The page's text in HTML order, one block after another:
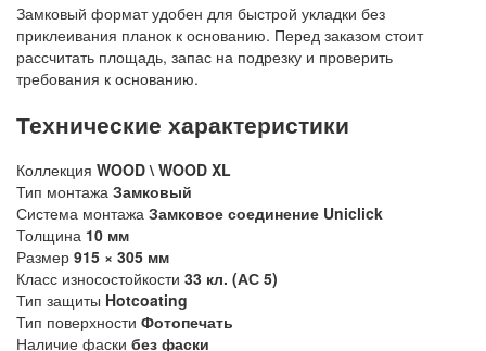
Замковый формат удобен для быстрой укладки без
приклеивания планок к основанию. Перед заказом стоит
рассчитать площадь, запас на подрезку и проверить
требования к основанию.
Технические характеристики
Коллекция WOOD \ WOOD XL
Тип монтажа Замковый
Система монтажа Замковое соединение Uniclick
Толщина 10 мм
Размер 915 × 305 мм
Класс износостойкости 33 кл. (АС 5)
Тип защиты Hotcoating
Тип поверхности Фотопечать
Наличие фаски без фаски